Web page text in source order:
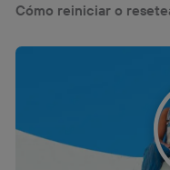
Cómo reiniciar o